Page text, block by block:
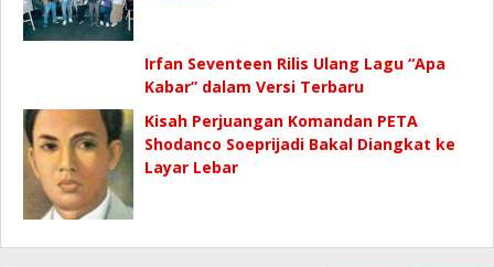
Irfan Seventeen Rilis Ulang Lagu “Apa
Kabar” dalam Versi Terbaru
Kisah Perjuangan Komandan PETA
Shodanco Soeprijadi Bakal Diangkat ke
Layar Lebar